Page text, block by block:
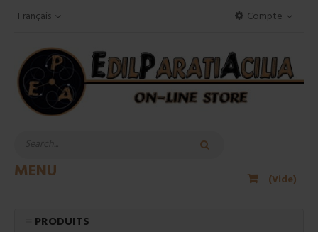
Compte
Français
(Vide)
MENU
≡ PRODUITS